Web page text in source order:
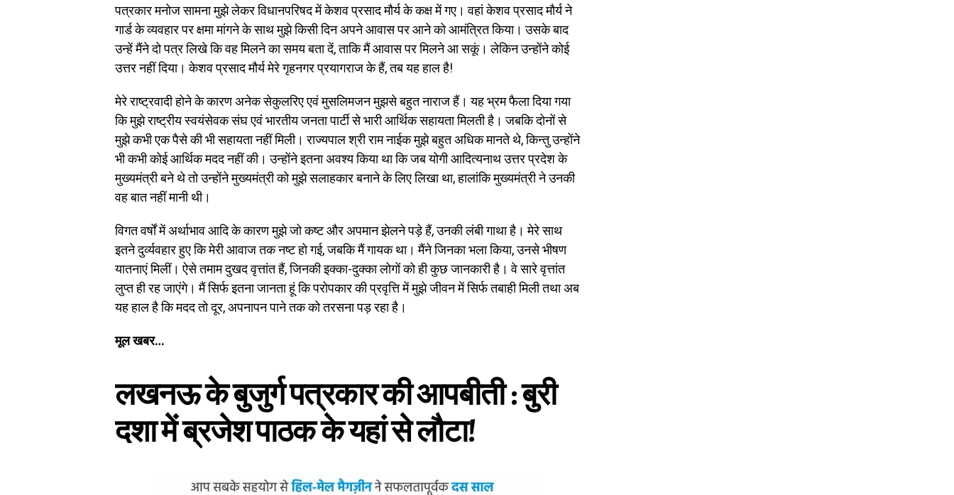
पत्रकार मनोज सामना मुझे लेकर विधानपरिषद में केशव प्रसाद मौर्य के कक्ष में गए। वहां केशव प्रसाद मौर्य ने
गार्ड के व्यवहार पर क्षमा मांगने के साथ मुझे किसी दिन अपने आवास पर आने को आमंत्रित किया। उसके बाद
उन्हें मैंने दो पत्र लिखे कि वह मिलने का समय बता दें, ताकि मैं आवास पर मिलने आ सकूं। लेकिन उन्होंने कोई
उत्तर नहीं दिया। केशव प्रसाद मौर्य मेरे गृहनगर प्रयागराज के हैं, तब यह हाल है!
मेरे राष्ट्रवादी होने के कारण अनेक सेकुलरिए एवं मुसलिमजन मुझसे बहुत नाराज हैं। यह भ्रम फैला दिया गया
कि मुझे राष्ट्रीय स्वयंसेवक संघ एवं भारतीय जनता पार्टी से भारी आर्थिक सहायता मिलती है। जबकि दोनों से
मुझे कभी एक पैसे की भी सहायता नहीं मिली। राज्यपाल श्री राम नाईक मुझे बहुत अधिक मानते थे, किन्तु उन्होंने
भी कभी कोई आर्थिक मदद नहीं की। उन्होंने इतना अवश्य किया था कि जब योगी आदित्यनाथ उत्तर प्रदेश के
मुख्यमंत्री बने थे तो उन्होंने मुख्यमंत्री को मुझे सलाहकार बनाने के लिए लिखा था, हालांकि मुख्यमंत्री ने उनकी
वह बात नहीं मानी थी।
विगत वर्षों में अर्थाभाव आदि के कारण मुझे जो कष्ट और अपमान झेलने पड़े हैं, उनकी लंबी गाथा है। मेरे साथ
इतने दुर्व्यवहार हुए कि मेरी आवाज तक नष्ट हो गई, जबकि मैं गायक था। मैंने जिनका भला किया, उनसे भीषण
यातनाएं मिलीं। ऐसे तमाम दुखद वृत्तांत हैं, जिनकी इक्का-दुक्का लोगों को ही कुछ जानकारी है। वे सारे वृत्तांत
लुप्त ही रह जाएंगे। मैं सिर्फ इतना जानता हूं कि परोपकार की प्रवृत्ति में मुझे जीवन में सिर्फ तबाही मिली तथा अब
यह हाल है कि मदद तो दूर, अपनापन पाने तक को तरसना पड़ रहा है।
मूल खबर…
लखनऊ के बुजुर्ग पत्रकार की आपबीती : बुरी
दशा में ब्रजेश पाठक के यहां से लौटा!